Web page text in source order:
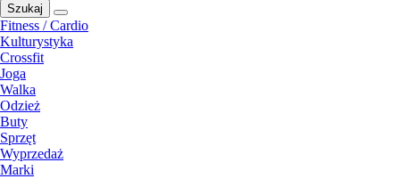
Szukaj
Fitness / Cardio
Kulturystyka
Crossfit
Joga
Walka
Odzież
Buty
Sprzęt
Wyprzedaż
Marki